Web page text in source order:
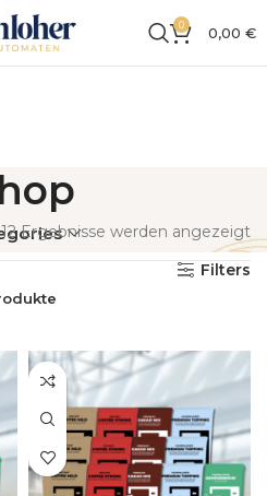
0 0,00 €
Ergebnisse werden angezeigt
Filters